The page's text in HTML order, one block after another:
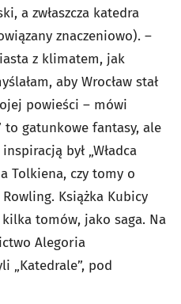
a zwłaszcza katedra
znaczeniowo). –
z klimatem, jak
aby Wrocław stał
powieści – mówi
to gatunkowe fantasy, ale
był „Władca
Tolkiena, czy tomy o
Książka Kubicy
tomów, jako saga. Na
Alegoria
„Katedrale”, pod